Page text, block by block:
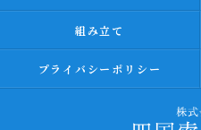
組み立て
プライバシーポリシー